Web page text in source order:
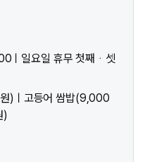
ㅣ일요일 휴무 첫째ᆞ셋
)ㅣ고등어 쌈밥(9,000
)